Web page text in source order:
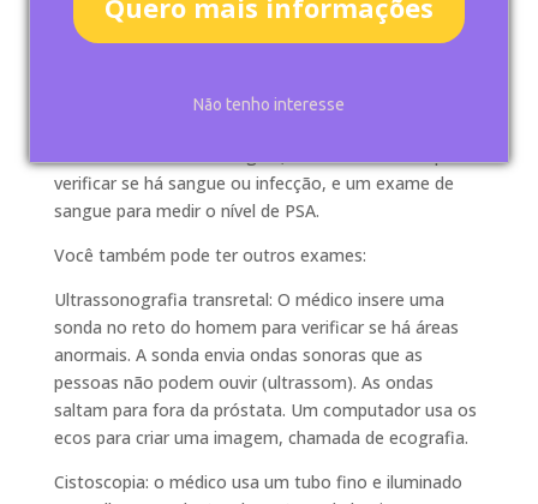
Não tenho interesse
sugere o câncer, o médico deve saber se é devido ao
câncer ou alguma outra causa. O seu médico irá
familiar. Você vai passar por um exame físico. Você
verificar se há sangue ou infecção, e um exame de
sangue para medir o nível de PSA.
Você também pode ter outros exames:
Ultrassonografia transretal: O médico insere uma
sonda no reto do homem para verificar se há áreas
anormais. A sonda envia ondas sonoras que as
pessoas não podem ouvir (ultrassom). As ondas
saltam para fora da próstata. Um computador usa os
ecos para criar uma imagem, chamada de ecografia.
Cistoscopia: o médico usa um tubo fino e iluminado